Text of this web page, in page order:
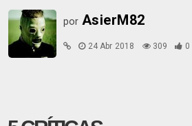
por AsierM82
24 Abr 2018 309 0